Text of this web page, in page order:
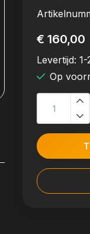
€ 160,00
Levertijd:
Op